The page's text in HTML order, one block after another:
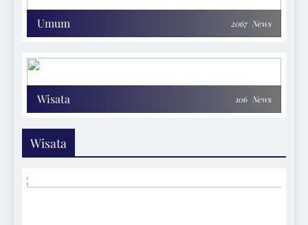
Umum 2067 News
Wisata 106 News
Wisata